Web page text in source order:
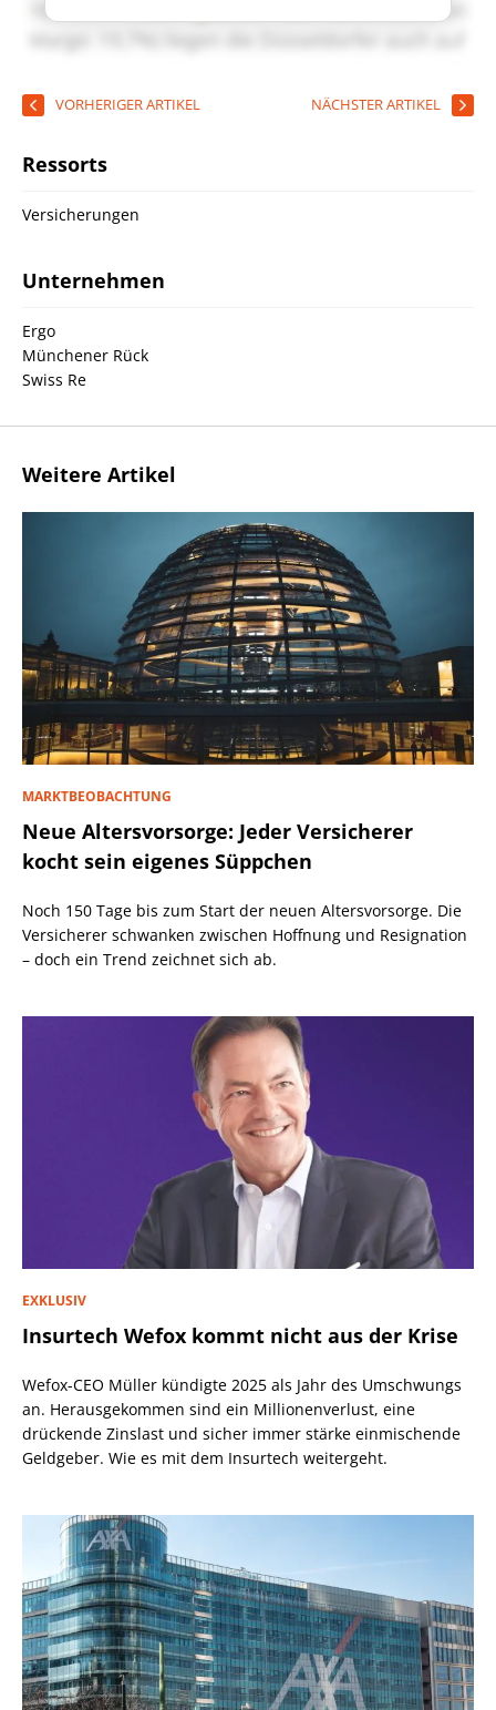
VORHERIGER ARTIKEL NÄCHSTER ARTIKEL
Ressorts
Versicherungen
Unternehmen
Ergo
Münchener Rück
Swiss Re
Weitere Artikel
MARKTBEOBACHTUNG
Neue Altersvorsorge: Jeder Versicherer
kocht sein eigenes Süppchen
Noch 150 Tage bis zum Start der neuen Altersvorsorge. Die
Versicherer schwanken zwischen Hoffnung und Resignation
– doch ein Trend zeichnet sich ab.
EXKLUSIV
Insurtech Wefox kommt nicht aus der Krise
Wefox-CEO Müller kündigte 2025 als Jahr des Umschwungs
an. Herausgekommen sind ein Millionenverlust, eine
drückende Zinslast und sicher immer stärke einmischende
Geldgeber. Wie es mit dem Insurtech weitergeht.